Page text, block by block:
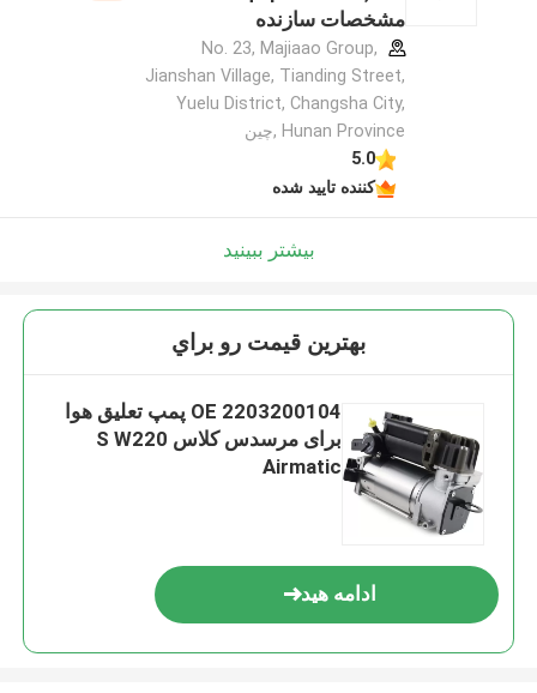
مشخصات سازنده
No. 23, Majiaao Group,
Jianshan Village, Tianding Street,
Yuelu District, Changsha City,
Hunan Province ,چین
5.0
کننده تایید شده
بیشتر ببینید
بهترين قيمت رو براي
OE 2203200104 پمپ تعلیق هوا
برای مرسدس کلاس S W220
Airmatic
ادامه هید